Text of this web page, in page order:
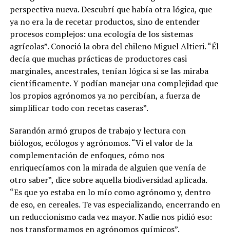
perspectiva nueva. Descubrí que había otra lógica, que
ya no era la de recetar productos, sino de entender
procesos complejos: una ecología de los sistemas
agrícolas”. Conoció la obra del chileno Miguel Altieri. “Él
decía que muchas prácticas de productores casi
marginales, ancestrales, tenían lógica si se las miraba
científicamente. Y podían manejar una complejidad que
los propios agrónomos ya no percibían, a fuerza de
simplificar todo con recetas caseras”.
Sarandón armó grupos de trabajo y lectura con
biólogos, ecólogos y agrónomos.“Vi el valor de la
complementación de enfoques, cómo nos
enriquecíamos con la mirada de alguien que venía de
otro saber”, dice sobre aquella biodiversidad aplicada.
“Es que yo estaba en lo mío como agrónomo y, dentro
de eso, en cereales. Te vas especializando, encerrando en
un reduccionismo cada vez mayor. Nadie nos pidió eso:
nos transformamos en agrónomos químicos”.